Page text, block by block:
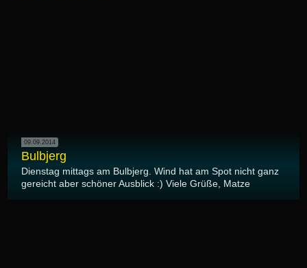
09.09.2014
Bulbjerg
Dienstag mittags am Bulbjerg. Wind hat am Spot nicht ganz
gereicht aber schöner Ausblick :) Viele Grüße, Matze